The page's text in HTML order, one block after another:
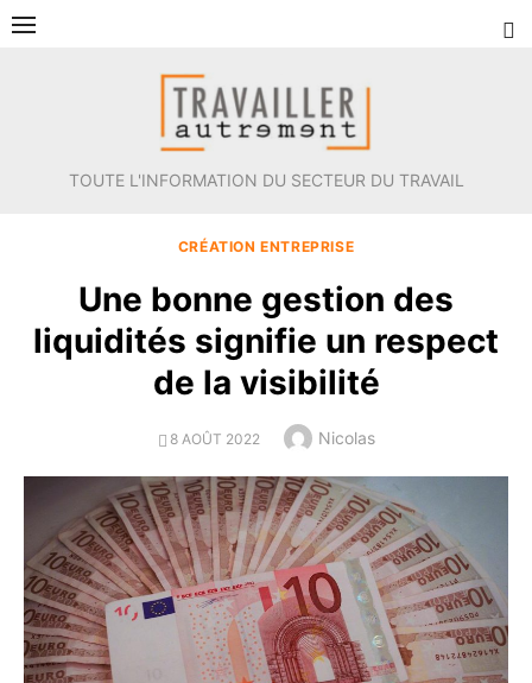
Aller
TOUTE L'INFORMATION DU SECTEUR DU TRAVAIL
CRÉATION ENTREPRISE
Une bonne gestion des
liquidités signifie un respect
de la visibilité
POSTED
8 AOÛT 2022 Author
Nicolas